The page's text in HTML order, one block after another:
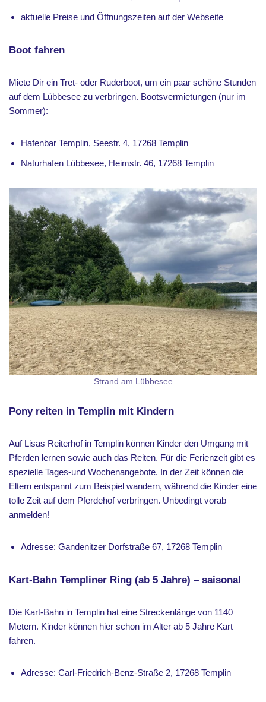
aktuelle Preise und Öffnungszeiten aufder Webseite
Boot fahren
Miete Dir ein Tret- oder Ruderboot, um ein paar schöne Stunden
auf dem Lübbesee zu verbringen. Bootsvermietungen (nur im
Sommer):
Hafenbar Templin, Seestr. 4, 17268 Templin
Naturhafen Lübbesee, Heimstr. 46, 17268 Templin
Strand am Lübbesee
Pony reiten in Templin mit Kindern
Auf Lisas Reiterhof in Templin können Kinder den Umgang mit
Pferden lernen sowie auch das Reiten. Für die Ferienzeit gibt es
spezielle Tages-und Wochenangebote. In der Zeit können die
Eltern entspannt zum Beispiel wandern, während die Kinder eine
tolle Zeit auf dem Pferdehof verbringen. Unbedingt vorab
anmelden!
Adresse: Gandenitzer Dorfstraße 67, 17268 Templin
Kart-Bahn Templiner Ring (ab 5 Jahre) – saisonal
Die Kart-Bahn in Templin hat eine Streckenlänge von 1140
Metern. Kinder können hier schon im Alter ab 5 Jahre Kart
fahren.
Adresse: Carl-Friedrich-Benz-Straße 2, 17268 Templin